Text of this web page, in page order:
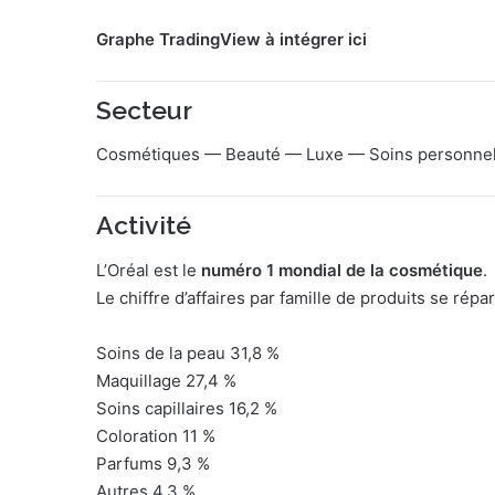
Graphe TradingView à intégrer ici
Secteur
Cosmétiques — Beauté — Luxe — Soins
Activité
L’Oréal est le numéro 1 mondial de la cosmétique.
Le chiffre d’affaires par famille de produits se
Soins de la peau 31,8 %
Maquillage 27,4 %
Soins capillaires 16,2 %
Coloration 11 %
Parfums 9,3 %
Autres 4,3 %